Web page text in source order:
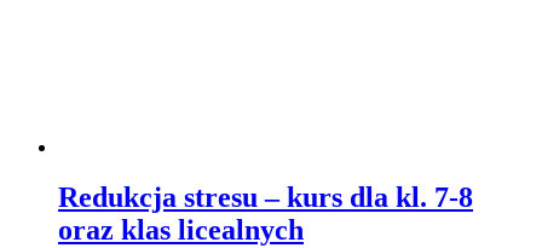
Redukcja stresu – kurs dla kl. 7-8
oraz klas licealnych